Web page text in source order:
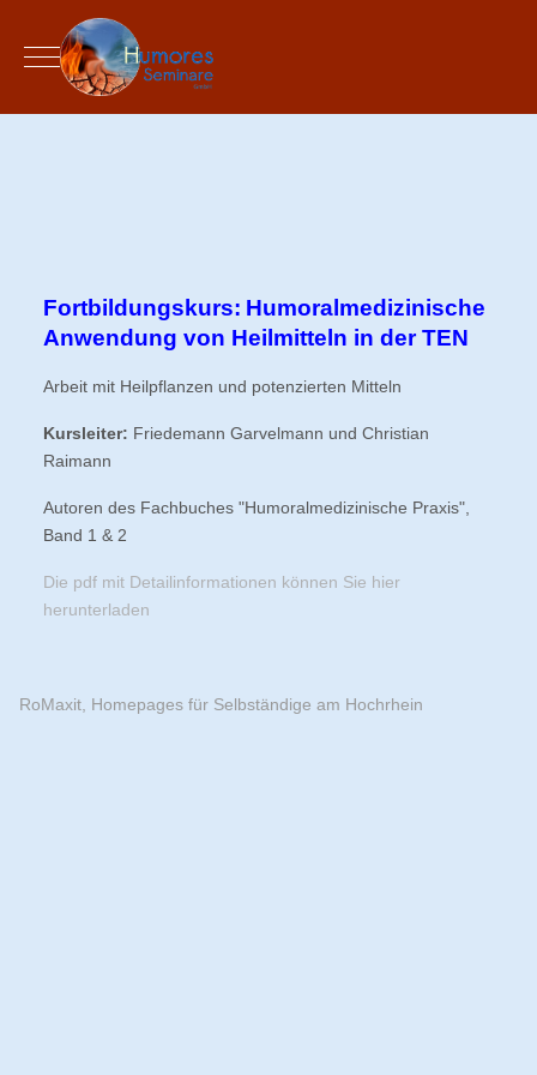
Mobile Menu Toggle
Fortbildungskurs: Humoralmedizinische
Anwendung von Heilmitteln in der TEN
Arbeit mit Heilpflanzen und potenzierten Mitteln
Kursleiter: Friedemann Garvelmann und Christian
Raimann
Autoren des Fachbuches "Humoralmedizinische Praxis",
Band 1 & 2
Die pdf mit Detailinformationen können Sie hier
herunterladen
RoMaxit, Homepages für Selbständige am Hochrhein